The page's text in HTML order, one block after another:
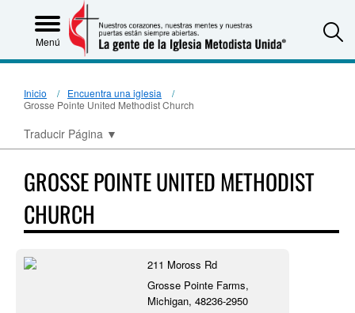
Menú
Inicio
Encuentra una iglesia
Grosse Pointe United Methodist Church
Traducir Página ▼
GROSSE POINTE UNITED METHODIST
CHURCH
211 Moross Rd
Grosse Pointe Farms,
Michigan, 48236-2950